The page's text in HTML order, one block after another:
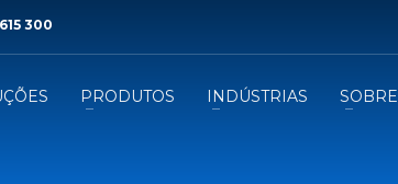
300
PRODUTOS INDÚSTRIAS